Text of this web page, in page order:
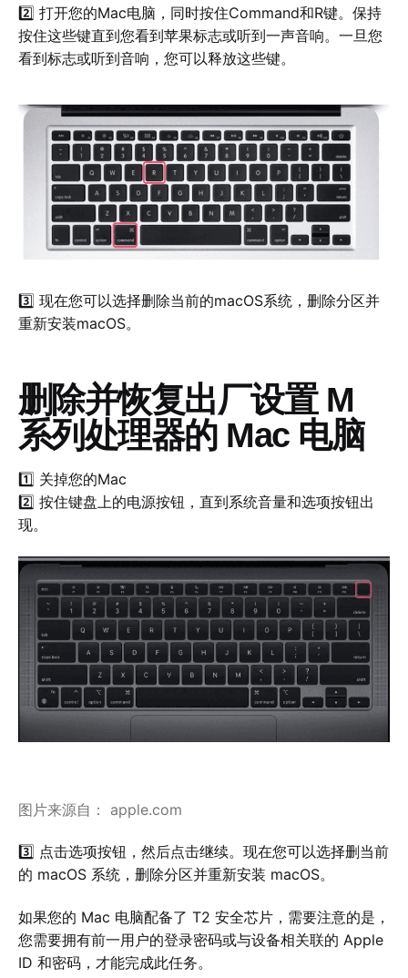
2️⃣ 打开您的Mac电脑，同时按住Command和R键。保持
按住这些键直到您看到苹果标志或听到一声音响。一旦您
看到标志或听到音响，您可以释放这些键。
3️⃣ 现在您可以选择删除当前的macOS系统，删除分区并
重新安装macOS。
删除并恢复出厂设置 M
系列处理器的 Mac 电脑
1️⃣ 关掉您的Mac
2️⃣ 按住键盘上的电源按钮，直到系统音量和选项按钮出
现。
图片来源自： apple.com
3️⃣ 点击选项按钮，然后点击继续。现在您可以选择删当前
的 macOS 系统，删除分区并重新安装 macOS。
如果您的 Mac 电脑配备了 T2 安全芯片，需要注意的是，
您需要拥有前一用户的登录密码或与设备相关联的 Apple
ID 和密码，才能完成此任务。